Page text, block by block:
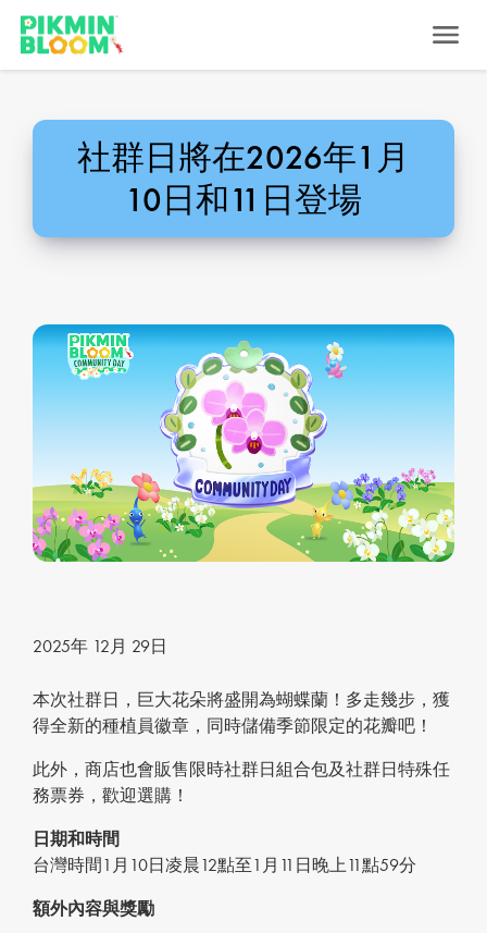
社群日將在2026年1月
10日和11日登場
2025年 12月 29日
本次社群日，巨大花朵將盛開為蝴蝶蘭！多走幾步，獲
得全新的種植員徽章，同時儲備季節限定的花瓣吧！
此外，商店也會販售限時社群日組合包及社群日特殊任
務票券，歡迎選購！
日期和時間
台灣時間1月10日凌晨12點至1月11日晚上11點59分
額外內容與獎勵